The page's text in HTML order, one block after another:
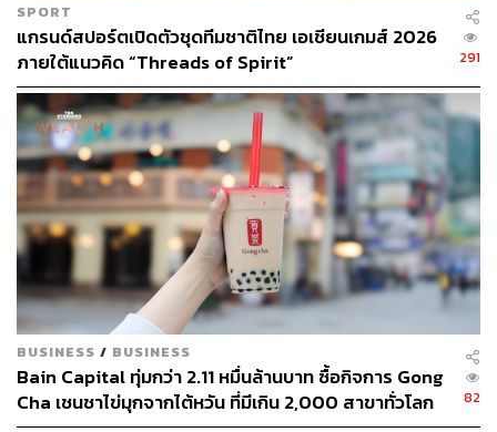
SPORT
แกรนด์สปอร์ตเปิดตัวชุดทีมชาติไทย เอเชียนเกมส์ 2026
ภายใต้แนวคิด “Threads of Spirit”
291
BUSINESS / BUSINESS
Bain Capital ทุ่มกว่า 2.11 หมื่นล้านบาท ซื้อกิจการ Gong
Cha เชนชาไข่มุกจากไต้หวัน ที่มีเกิน 2,000 สาขาทั่วโลก
82